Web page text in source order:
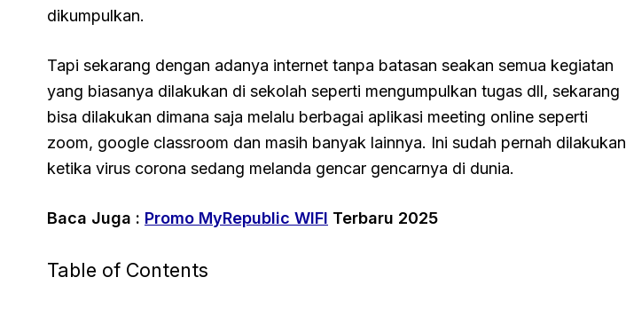
dikumpulkan.
Tapi sekarang dengan adanya internet tanpa batasan seakan semua kegiatan
yang biasanya dilakukan di sekolah seperti mengumpulkan tugas dll, sekarang
bisa dilakukan dimana saja melalu berbagai aplikasi meeting online seperti
zoom, google classroom dan masih banyak lainnya. Ini sudah pernah dilakukan
ketika virus corona sedang melanda gencar gencarnya di dunia.
Baca Juga : Promo MyRepublic WIFI Terbaru 2025
Table of Contents